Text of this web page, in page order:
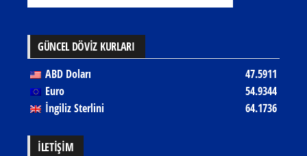
GÜNCEL DÖVİZ KURLARI
ABD Doları
47.5911
Euro
54.9344
İngiliz Sterlini
64.1736
İLETIŞIM